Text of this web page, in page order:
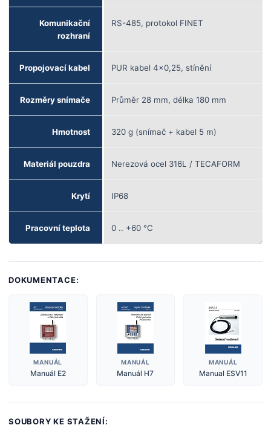
Komunikační
rozhraní
RS-485, protokol FINET
Propojovací kabel PUR kabel 4x0,25, stínění
Rozměry snímače Průměr 28 mm, délka 180 mm
Hmotnost 320 g (snímač + kabel 5 m)
Materiál pouzdra Nerezová ocel 316L / TECAFORM
Krytí IP68
Pracovní teplota 0 .. +60 °C
DOKUMENTACE:
MANUÁL
Manuál E2
MANUÁL
Manuál H7
MANUÁL
Manual ESV11
SOUBORY KE STAŽENÍ: